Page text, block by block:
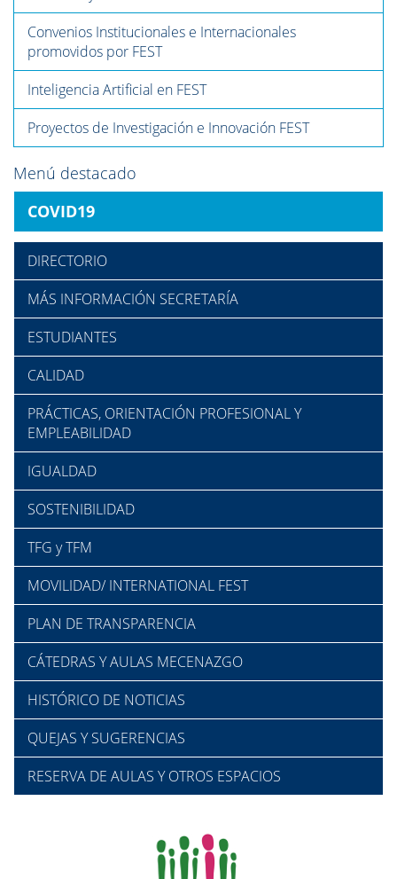
Convenios Institucionales e Internacionales
promovidos por FEST
Inteligencia Artificial en FEST
Proyectos de Investigación e Innovación FEST
Menú destacado
COVID19
DIRECTORIO
MÁS INFORMACIÓN SECRETARÍA
ESTUDIANTES
CALIDAD
PRÁCTICAS, ORIENTACIÓN PROFESIONAL Y
EMPLEABILIDAD
IGUALDAD
SOSTENIBILIDAD
TFG y TFM
MOVILIDAD/ INTERNATIONAL FEST
PLAN DE TRANSPARENCIA
CÁTEDRAS Y AULAS MECENAZGO
HISTÓRICO DE NOTICIAS
QUEJAS Y SUGERENCIAS
RESERVA DE AULAS Y OTROS ESPACIOS